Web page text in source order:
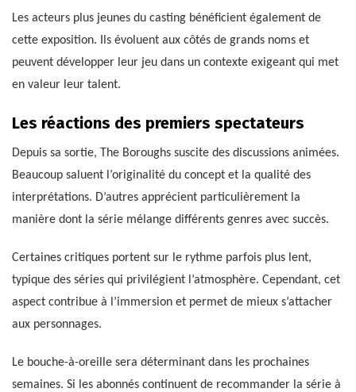
Les acteurs plus jeunes du casting bénéficient également de
cette exposition. Ils évoluent aux côtés de grands noms et
peuvent développer leur jeu dans un contexte exigeant qui met
en valeur leur talent.
Les réactions des premiers spectateurs
Depuis sa sortie, The Boroughs suscite des discussions animées.
Beaucoup saluent l’originalité du concept et la qualité des
interprétations. D’autres apprécient particulièrement la
manière dont la série mélange différents genres avec succès.
Certaines critiques portent sur le rythme parfois plus lent,
typique des séries qui privilégient l’atmosphère. Cependant, cet
aspect contribue à l’immersion et permet de mieux s’attacher
aux personnages.
Le bouche-à-oreille sera déterminant dans les prochaines
semaines. Si les abonnés continuent de recommander la série à